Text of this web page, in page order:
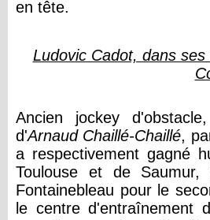
en tête.
Ludovic Cadot, dans
Ancien jockey
d'Arnaud Chaillé-Chaillé,
a respectivement gagné
Toulouse et de
Fontainebleau pour le
le centre d'entraînement